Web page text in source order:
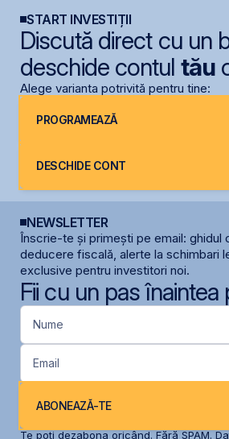
START INVESTIȚII
Discută direct cu un
deschide contul tău
Alege varianta potrivită pentru tine:
PROGRAMEAZĂ
DESCHIDE CONT
NEWSLETTER
Înscrie-te și primești pe email: ghidul
deducere fiscală, alerte la schimbari
exclusive pentru investitori noi.
Fii cu un pas înaintea
Nume
Email
ABONEAZĂ-TE
Te poți dezabona oricând. Fără SPAM.